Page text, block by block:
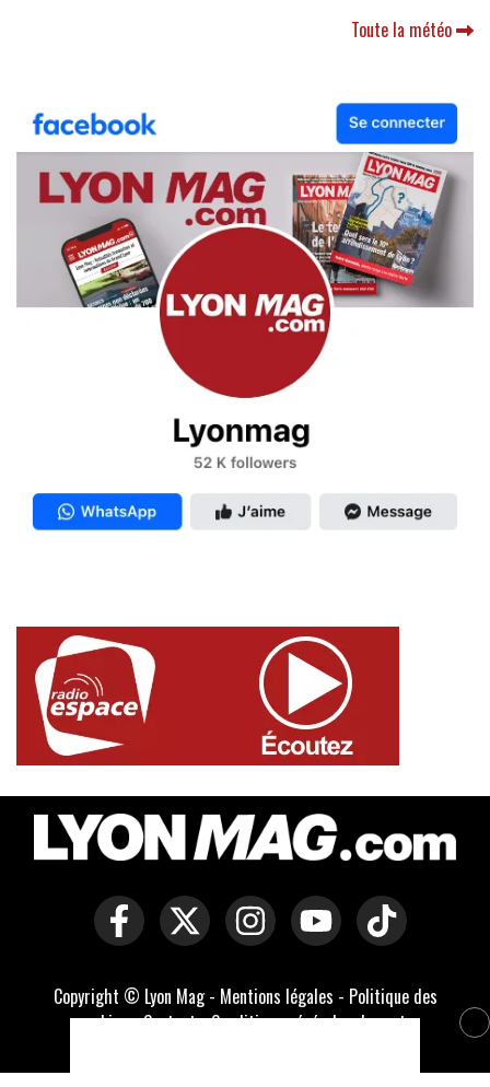
Toute la météo
Copyright © Lyon Mag - Mentions légales - Politique des
cookies-Contact-Conditions générales de vente